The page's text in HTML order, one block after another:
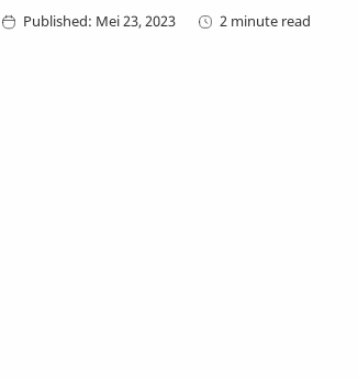
2 minute read